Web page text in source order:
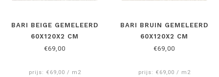
BARI BEIGE GEMELEERD
60X120X2 CM
€69,00
prijs: €69,00 / m2
BARI BRUIN GEMELEERD
60X120X2 CM
€69,00
prijs: €69,00 / m2